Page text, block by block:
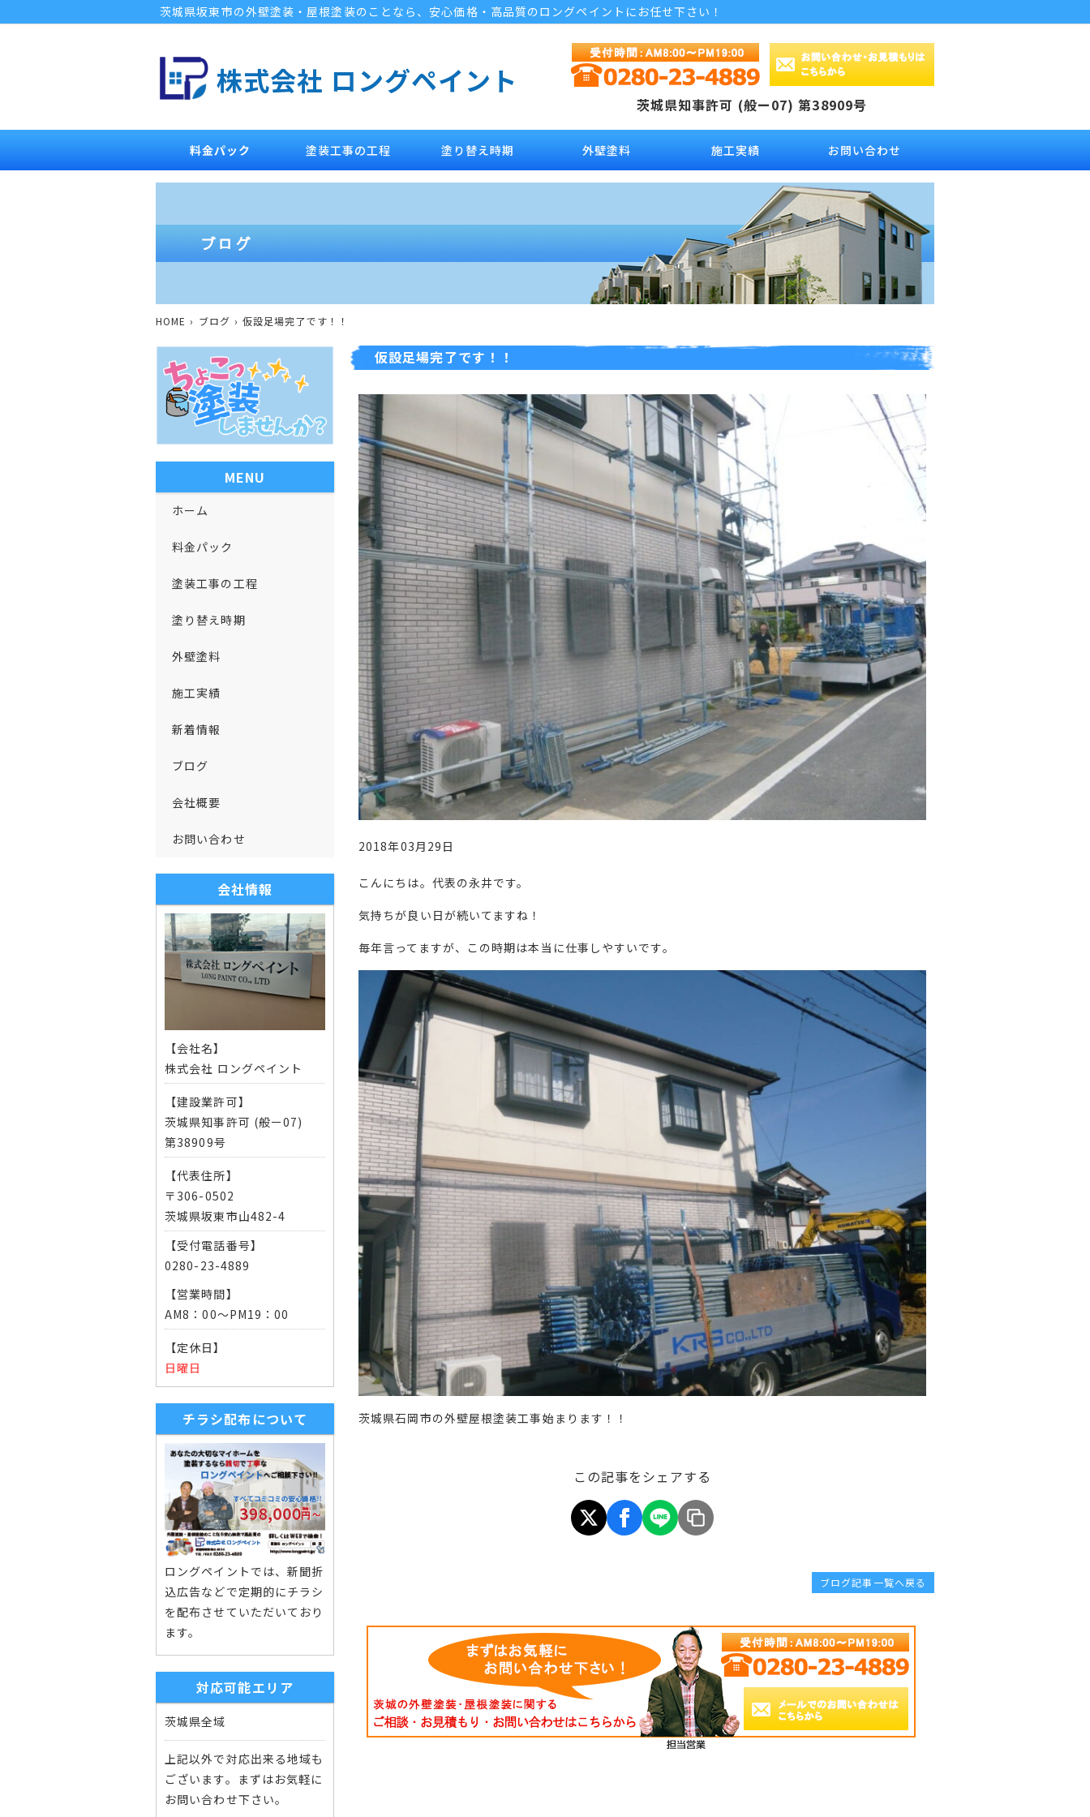
茨城県坂東市の外壁塗装・屋根塗装のことなら、安心価格・高品質のロングペイントにお任せ下さい！
株式会社 ロングペイント
茨城県知事許可 (般ー07) 第38909号
料金パック 塗装工事の工程 塗り替え時期 外壁塗料 施工実績 お問い合わせ
HOME ブログ 仮設足場完了です！！
仮設足場完了です！！
2018年03月29日
こんにちは。代表の永井です。
気持ちが良い日が続いてますね！
毎年言ってますが、この時期は本当に仕事しやすいです。
茨城県石岡市の外壁屋根塗装工事始まります！！
この記事をシェアする
ブログ記事一覧へ戻る
MENU
ホーム
料金パック
塗装工事の工程
塗り替え時期
外壁塗料
施工実績
新着情報
ブログ
会社概要
お問い合わせ
会社情報
【会社名】
株式会社 ロングペイント
【建設業許可】
茨城県知事許可 (般ー07)
第38909号
【代表住所】
〒306-0502
茨城県坂東市山482-4
【受付電話番号】
0280-23-4889
【営業時間】
AM8：00～PM19：00
【定休日】
日曜日
チラシ配布について
ロングペイントでは、新聞折
込広告などで定期的にチラシ
を配布させていただいており
ます。
対応可能エリア
茨城県全域
上記以外で対応出来る地域も
ございます。まずはお気軽に
お問い合わせ下さい。